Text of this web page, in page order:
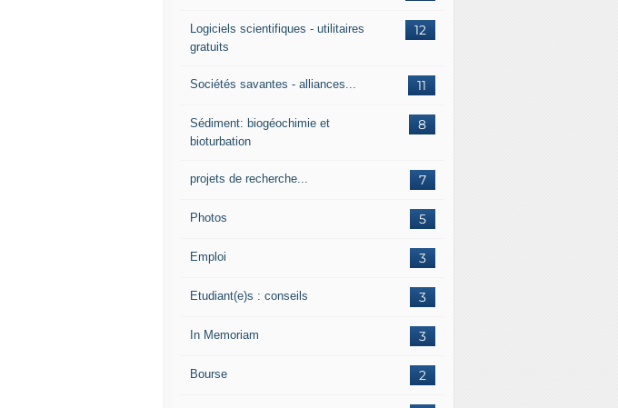
12
Logiciels scientifiques - utilitaires
gratuits
11
Sociétés savantes - alliances...
8
Sédiment: biogéochimie et
bioturbation
7
projets de recherche...
5
Photos
3
Emploi
3
Etudiant(e)s : conseils
3
In Memoriam
2
Bourse